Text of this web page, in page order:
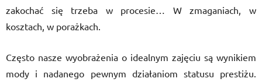
zakochać się trzeba w procesie… W zmaganiach, w
kosztach, w porażkach.
Często nasze wyobrażenia o idealnym zajęciu są wynikiem
mody i nadanego pewnym działaniom statusu prestiżu.